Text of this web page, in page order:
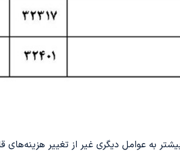
به عوامل دیگری غیر از تغییر هزینه‌های